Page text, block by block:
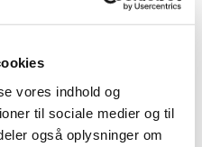
vores indhold og
til sociale medier og til
også oplysninger om
samt en afsluttende
til at deltage i hele